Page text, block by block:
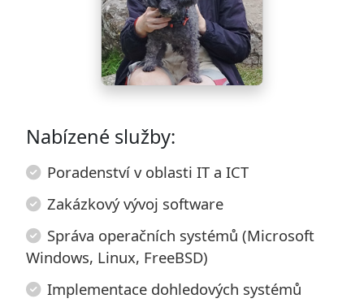
Nabízené služby:
Poradenství v oblasti IT a ICT
Zakázkový vývoj software
Správa operačních systémů (Microsoft
Windows, Linux, FreeBSD)
Implementace dohledových systémů